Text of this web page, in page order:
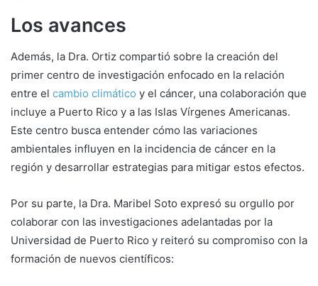
Los avances
Además, la Dra. Ortiz compartió sobre la creación del
primer centro de investigación enfocado en la relación
entre el cambio climático y el cáncer, una colaboración que
incluye a Puerto Rico y a las Islas Vírgenes Americanas.
Este centro busca entender cómo las variaciones
ambientales influyen en la incidencia de cáncer en la
región y desarrollar estrategias para mitigar estos efectos.
Por su parte, la Dra. Maribel Soto expresó su orgullo por
colaborar con las investigaciones adelantadas por la
Universidad de Puerto Rico y reiteró su compromiso con la
formación de nuevos científicos: